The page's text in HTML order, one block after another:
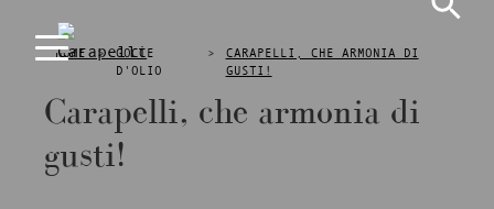
contentHOME >
GOCCE
D'OLIO
>
CARAPELLI, CHE ARMONIA DI
GUSTI!
Carapelli, che armonia di
gusti!